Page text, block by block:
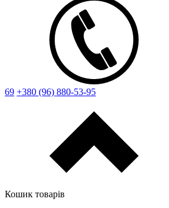
69 +380 (96) 880-53-95
Кошик товарів